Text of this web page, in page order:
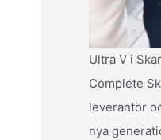
Ultra V i
Complete
leverantör
nya